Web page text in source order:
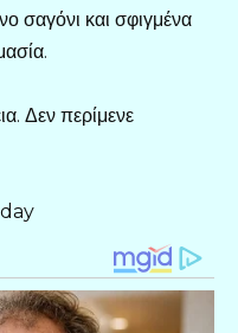
σαγόνι και σφιγμένα
Δεν περίμενε